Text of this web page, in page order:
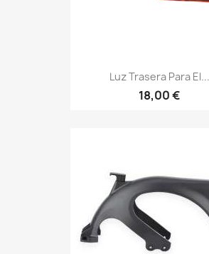
Luz Trasera Para El...
18,00 €